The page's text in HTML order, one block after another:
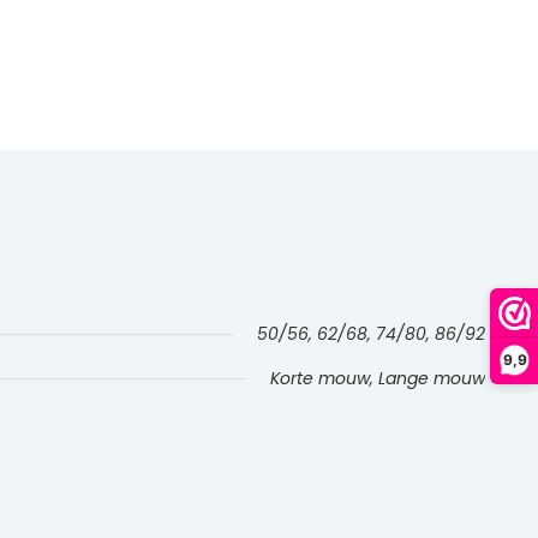
9,9
50/56, 62/68, 74/80, 86/92
Korte mouw, Lange mouw